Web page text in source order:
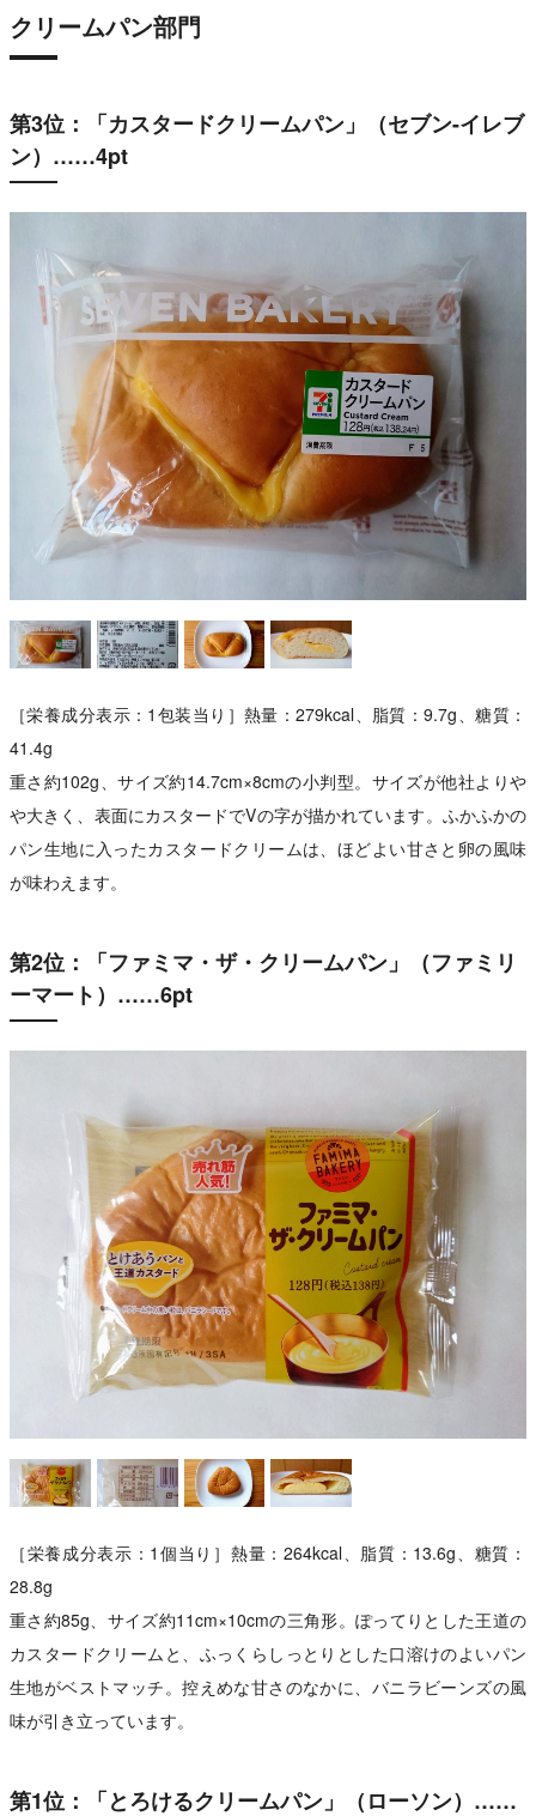
クリームパン部門
第3位：「カスタードクリームパン」（セブン-イレブ
ン）……4pt
［栄養成分表示：1包装当り］熱量：279kcal、脂質：9.7g、糖質：
41.4g
重さ約102g、サイズ約14.7cm×8cmの小判型。サイズが他社よりや
や大きく、表面にカスタードでVの字が描かれています。ふかふかの
パン生地に入ったカスタードクリームは、ほどよい甘さと卵の風味
が味わえます。
第2位：「ファミマ・ザ・クリームパン」（ファミリ
ーマート）……6pt
［栄養成分表示：1個当り］熱量：264kcal、脂質：13.6g、糖質：
28.8g
重さ約85g、サイズ約11cm×10cmの三角形。ぽってりとした王道の
カスタードクリームと、ふっくらしっとりとした口溶けのよいパン
生地がベストマッチ。控えめな甘さのなかに、バニラビーンズの風
味が引き立っています。
第1位：「とろけるクリームパン」（ローソン）……